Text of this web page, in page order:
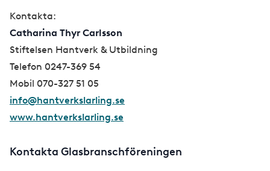
Kontakta:
Catharina Thyr Carlsson
Stiftelsen Hantverk & Utbildning
Telefon 0247-369 54
Mobil 070-327 51 05
info@hantverkslarling.se
www.hantverkslarling.se
Kontakta Glasbranschföreningen